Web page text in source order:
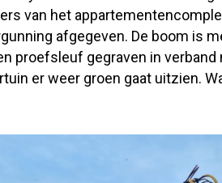
van het
afgegeven. De boom is
proefsleuf gegraven in verband
er weer groen gaat uitzien.